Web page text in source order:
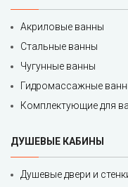
Акриловые ванны
Стальные ванны
Чугунные ванны
Гидромассажные
Комплектующие для
ДУШЕВЫЕ КАБИНЫ
Душевые двери и